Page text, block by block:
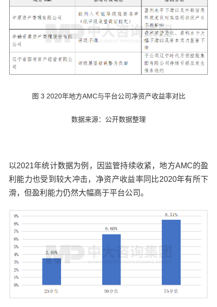
图 3 2020年地方AMC与平台公司净资产收益率对比
数据来源：公开数据整理
以2021年统计数据为例，因监管持续收紧，地方AMC的盈
利能力也受到较大冲击，净资产收益率同比2020年有所下
滑，但盈利能力仍然大幅高于平台公司。